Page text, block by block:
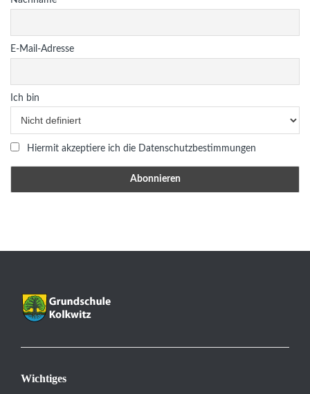
E-Mail-Adresse
Ich bin
Hiermit akzeptiere ich die Datenschutzbestimmungen
Wichtiges